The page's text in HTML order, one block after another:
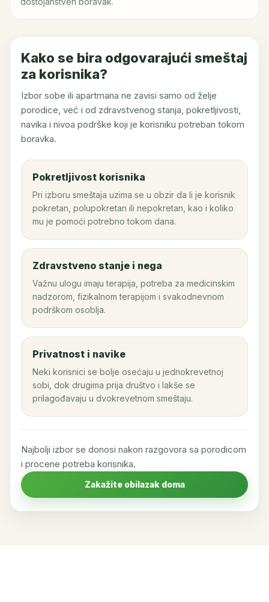
Kako se bira odgovarajući smeštaj
za korisnika?
Izbor sobe ili apartmana ne zavisi samo od želje
porodice, već i od zdravstvenog stanja, pokretljivosti,
navika i nivoa podrške koji je korisniku potreban tokom
boravka.
Pokretljivost korisnika
Pri izboru smeštaja uzima se u obzir da li je korisnik
pokretan, polupokretan ili nepokretan, kao i koliko
mu je pomoći potrebno tokom dana.
Zdravstveno stanje i nega
Važnu ulogu imaju terapija, potreba za medicinskim
nadzorom, fizikalnom terapijom i svakodnevnom
podrškom osoblja.
Privatnost i navike
Neki korisnici se bolje osećaju u jednokrevetnoj
sobi, dok drugima prija društvo i lakše se
prilagođavaju u dvokrevetnom smeštaju.
Najbolji izbor se donosi nakon razgovora sa porodicom
i procene potreba korisnika.
Zakažite obilazak doma